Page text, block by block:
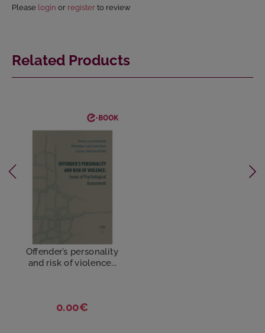
Please login or register to review
Related Products
Offender’s personality
and risk of violence...
0.00€